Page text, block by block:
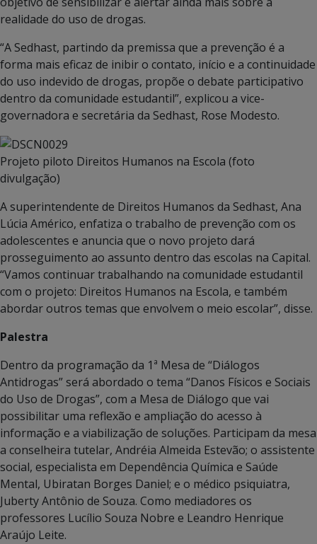
realidade do uso de drogas.
“A Sedhast, partindo da premissa que a prevenção é a
forma mais eficaz de inibir o contato, início e a continuidade
do uso indevido de drogas, propõe o debate participativo
dentro da comunidade estudantil”, explicou a vice-
governadora e secretária da Sedhast, Rose Modesto.
Projeto piloto Direitos Humanos na Escola (foto
divulgação)
A superintendente de Direitos Humanos da Sedhast, Ana
Lúcia Américo, enfatiza o trabalho de prevenção com os
adolescentes e anuncia que o novo projeto dará
prosseguimento ao assunto dentro das escolas na Capital.
“Vamos continuar trabalhando na comunidade estudantil
com o projeto: Direitos Humanos na Escola, e também
abordar outros temas que envolvem o meio escolar”, disse.
Palestra
Dentro da programação da 1ª Mesa de “Diálogos
Antidrogas” será abordado o tema “Danos Físicos e Sociais
do Uso de Drogas”, com a Mesa de Diálogo que vai
possibilitar uma reflexão e ampliação do acesso à
informação e a viabilização de soluções. Participam da mesa
a conselheira tutelar, Andréia Almeida Estevão; o assistente
social, especialista em Dependência Química e Saúde
Mental, Ubiratan Borges Daniel; e o médico psiquiatra,
Juberty Antônio de Souza. Como mediadores os
professores Lucílio Souza Nobre e Leandro Henrique
Araújo Leite.